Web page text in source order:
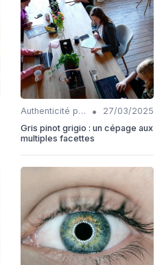
Authenticité produits •
27/03/2025
Gris pinot grigio : un cépage aux
multiples facettes